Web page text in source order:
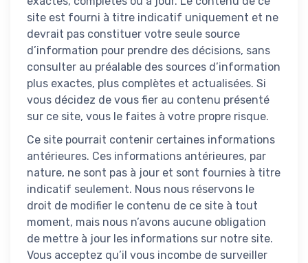
site est fourni à titre indicatif uniquement et ne
devrait pas constituer votre seule source
d’information pour prendre des décisions, sans
consulter au préalable des sources d’information
plus exactes, plus complètes et actualisées. Si
vous décidez de vous fier au contenu présenté
sur ce site, vous le faites à votre propre risque.
Ce site pourrait contenir certaines informations
antérieures. Ces informations antérieures, par
nature, ne sont pas à jour et sont fournies à titre
indicatif seulement. Nous nous réservons le
droit de modifier le contenu de ce site à tout
moment, mais nous n’avons aucune obligation
de mettre à jour les informations sur notre site.
Vous acceptez qu’il vous incombe de surveiller